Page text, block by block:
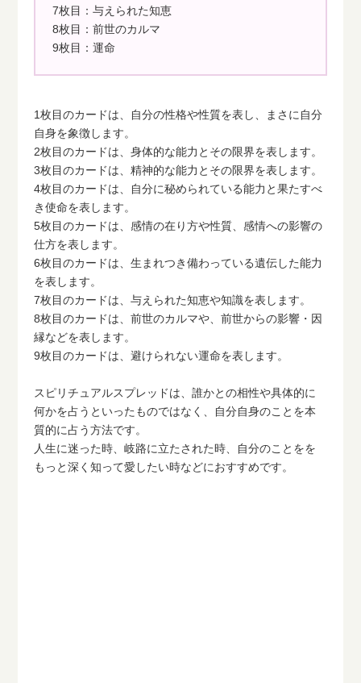
7枚目：与えられた知恵
8枚目：前世のカルマ
9枚目：運命
1枚目のカードは、自分の性格や性質を表し、まさに自分
自身を象徴します。
2枚目のカードは、身体的な能力とその限界を表します。
3枚目のカードは、精神的な能力とその限界を表します。
4枚目のカードは、自分に秘められている能力と果たすべ
き使命を表します。
5枚目のカードは、感情の在り方や性質、感情への影響の
仕方を表します。
6枚目のカードは、生まれつき備わっている遺伝した能力
を表します。
7枚目のカードは、与えられた知恵や知識を表します。
8枚目のカードは、前世のカルマや、前世からの影響・因
縁などを表します。
9枚目のカードは、避けられない運命を表します。
スピリチュアルスプレッドは、誰かとの相性や具体的に
何かを占うといったものではなく、自分自身のことを本
質的に占う方法です。
人生に迷った時、岐路に立たされた時、自分のことをを
もっと深く知って愛したい時などにおすすめです。